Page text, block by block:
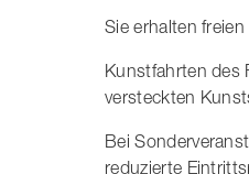
Sie erhalten
Kunstfahrten des
versteckten
Bei
reduzierte